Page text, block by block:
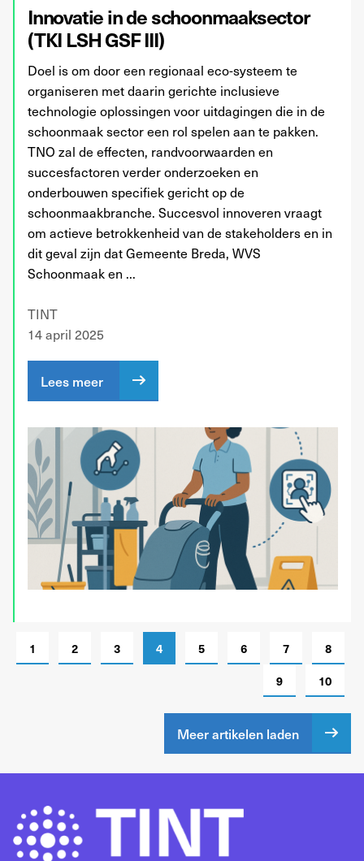
Innovatie in de schoonmaaksector
(TKI LSH GSF III)
Doel is om door een regionaal eco-systeem te
organiseren met daarin gerichte inclusieve
technologie oplossingen voor uitdagingen die in de
schoonmaak sector een rol spelen aan te pakken.
TNO zal de effecten, randvoorwaarden en
succesfactoren verder onderzoeken en
onderbouwen specifiek gericht op de
schoonmaakbranche. Succesvol innoveren vraagt
om actieve betrokkenheid van de stakeholders en in
dit geval zijn dat Gemeente Breda, WVS
Schoonmaak en ...
TINT
14 april 2025
Lees meer
1 2 3 4 5 6 7
8
9
10
Meer artikelen laden